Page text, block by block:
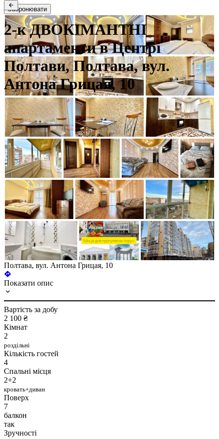
2-к ДВОКІМАНТНІ
апартаменти в Центрі
Полтави, Полтава, вул.
Антона Грицая, 10
Забронювати
Полтава, вул. Антона Грицая, 10
Показати опис
Вартість за добу
2 100 ₴
Кімнат
2
роздільні
Кількість гостей
4
Спальні місця
2+2
кровать+диван
Поверх
7
балкон
так
Зручності